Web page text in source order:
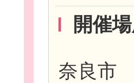
イベン
開催
奈良市